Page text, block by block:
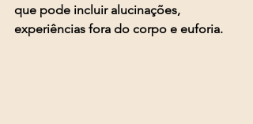
que pode incluir alucinações,
experiências fora do corpo e euforia.